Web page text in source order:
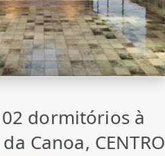
dormitórios à
Canoa, CENTRO